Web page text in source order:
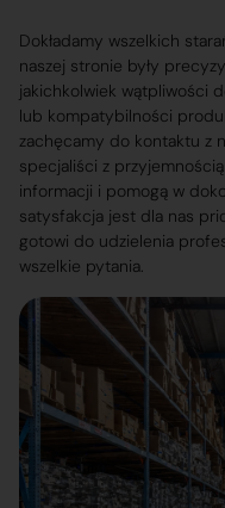
Dokładamy wszelkich
naszej stronie były
jakichkolwiek wątpliwości
lub kompatybilności
zachęcamy do kontaktu z
specjaliści z
informacji i pomogą w
satysfakcja jest dla nas
gotowi do udzielenia
wszelkie pytania.